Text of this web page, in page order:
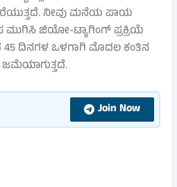
ನೀವು ಮನೆಯ ಪಾಯ
ಜಿಯೋ-ಟ್ಯಾಗಿಂಗ್ ಪ್ರಕ್ರಿಯೆ
ದಿನಗಳ ಒಳಗಾಗಿ ಮೊದಲ ಕಂತಿನ
Join Now